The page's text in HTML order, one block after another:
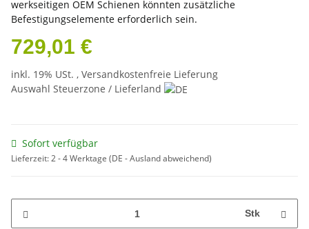
werkseitigen OEM Schienen könnten zusätzliche
Befestigungselemente erforderlich sein.
729,01 €
inkl. 19% USt. , Versandkostenfreie Lieferung
Auswahl Steuerzone / Lieferland
Sofort verfügbar
Lieferzeit:2 - 4 Werktage (DE - Ausland abweichend)
Stk